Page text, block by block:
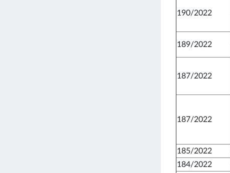
190/2022
189/2022
187/2022
187/2022
185/2022
184/2022